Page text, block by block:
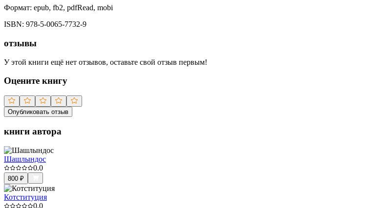
Формат: epub, fb2, pdfRead, mobi
ISBN: 978-5-0065-7732-9
отзывы
У этой книги ещё нет отзывов, оставьте свой отзыв первым!
Оцените книгу
Опубликовать отзыв
книги автора
Шашлындос
0.0
800 ₽
Котституция
0.0